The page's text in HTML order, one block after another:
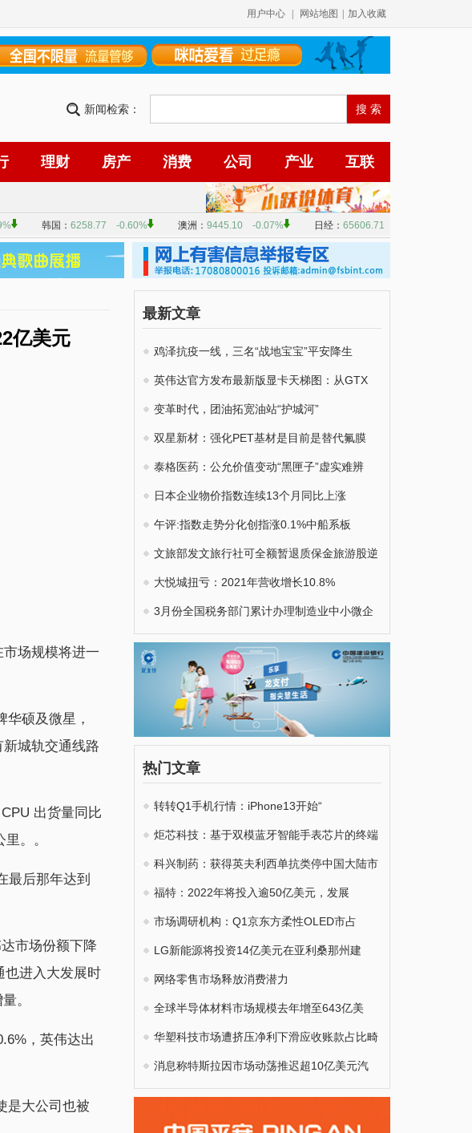
用户中心 网站地图 加入收藏
新闻检索：
理财 房产 消费 公司 产业 互联
亿美元
场规模将进一
硕及微星，
城轨交通线路
出货量同比
。。
最后那年达到
市场份额下降
也进入大发展时
。
，英伟达出
是大公司也被
最新文章
鸡泽抗疫一线，三名“战地宝宝”平安降生
英伟达官方发布最新版显卡天梯图：从GTX
变革时代，团油拓宽油站“护城河”
双星新材：强化PET基材是目前是替代氟膜
泰格医药：公允价值变动“黑匣子”虚实难辨
日本企业物价指数连续13个月同比上涨
午评:指数走势分化创指涨0.1%中船系板
文旅部发文旅行社可全额暂退质保金旅游股逆
大悦城扭亏：2021年营收增长10.8%
3月份全国税务部门累计办理制造业中小微企
热门文章
转转Q1手机行情：iPhone13开始“
炬芯科技：基于双模蓝牙智能手表芯片的终端
科兴制药：获得英夫利西单抗类停中国大陆市
福特：2022年将投入逾50亿美元，发展
市场调研机构：Q1京东方柔性OLED市占
LG新能源将投资14亿美元在亚利桑那州建
网络零售市场释放消费潜力
全球半导体材料市场规模去年增至643亿美
华塑科技市场遭挤压净利下滑应收账款占比畸
消息称特斯拉因市场动荡推迟超10亿美元汽